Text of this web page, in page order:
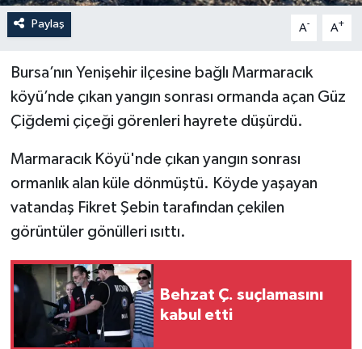
Paylaş A- A+
Bursa’nın Yenişehir ilçesine bağlı Marmaracık
köyü’nde çıkan yangın sonrası ormanda açan Güz
Çiğdemi çiçeği görenleri hayrete düşürdü.
Marmaracık Köyü'nde çıkan yangın sonrası
ormanlık alan küle dönmüştü. Köyde yaşayan
vatandaş Fikret Şebin tarafından çekilen
görüntüler gönülleri ısıttı.
Behzat Ç. suçlamasını
kabul etti